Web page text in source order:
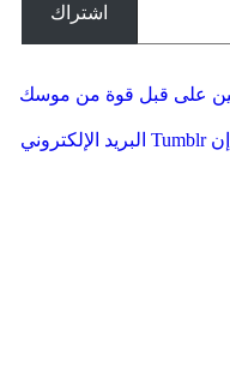
اشتراك
على قبل قوة من موسك
Tumblr البريد الإلكتروني